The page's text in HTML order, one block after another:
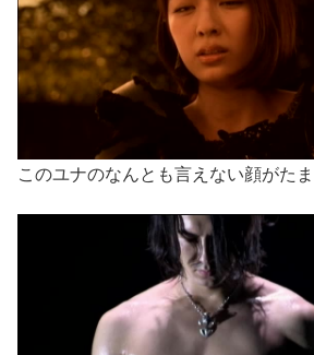
このユナのなんとも言えない顔がた